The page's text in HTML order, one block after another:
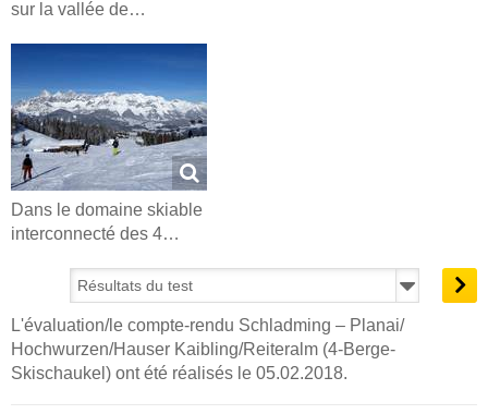
sur la vallée de…
Dans le domaine skiable
interconnecté des 4…
L'évaluation/le compte-rendu Schladming – Planai/​
Hochwurzen/​Hauser Kaibling/​Reiteralm (4-Berge-
Skischaukel) ont été réalisés le 05.02.2018.